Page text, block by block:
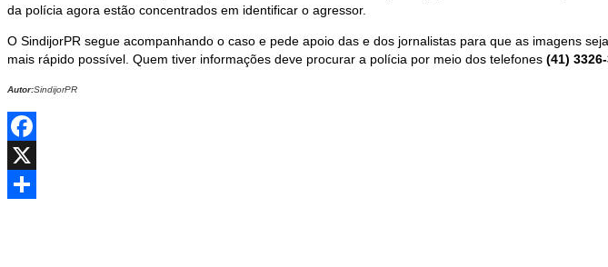
da polícia agora estão concentrados em identificar o agressor.
O SindijorPR segue acompanhando o caso e pede apoio das e dos jornalistas para que as imagens
mais rápido possível. Quem tiver informações deve procurar a polícia por meio dos telefones (41)
Autor:SindijorPR
Facebook
X